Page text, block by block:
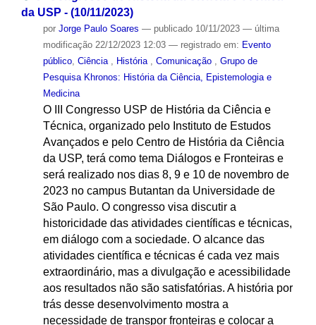
da USP - (10/11/2023)
por Jorge Paulo Soares — publicado10/11/2023 — última
modificação22/12/2023 12:03 — registrado em: Evento
público, Ciência História Comunicação
Grupo de
Pesquisa Khronos: História da Ciência, Epistemologia e
Medicina
O III Congresso USP de História da Ciência e
Técnica, organizado pelo Instituto de Estudos
Avançados e pelo Centro de História da Ciência
da USP, terá como tema Diálogos e Fronteiras e
será realizado nos dias 8, 9 e 10 de novembro de
2023 no campus Butantan da Universidade de
São Paulo. O congresso visa discutir a
historicidade das atividades científicas e técnicas,
em diálogo com a sociedade. O alcance das
atividades científica e técnicas é cada vez mais
extraordinário, mas a divulgação e acessibilidade
aos resultados não são satisfatórias. A história por
trás desse desenvolvimento mostra a
necessidade de transpor fronteiras e colocar a